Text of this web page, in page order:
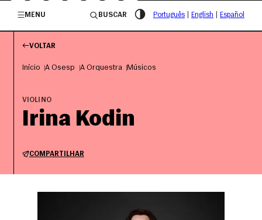
/governosp
MENU
BUSCAR Português English Español
VOLTAR
Início A Osesp A Orquestra Músicos
VIOLINO
Irina Kodin
COMPARTILHAR